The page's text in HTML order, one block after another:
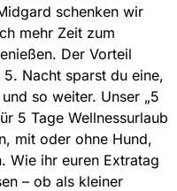
schenken wir
mehr Zeit zum
Der Vorteil
5. Nacht sparst du eine,
so weiter. Unser „5
5 Tage Wellnessurlaub
mit oder ohne Hund,
Wie ihr euren Extratag
– ob als kleiner